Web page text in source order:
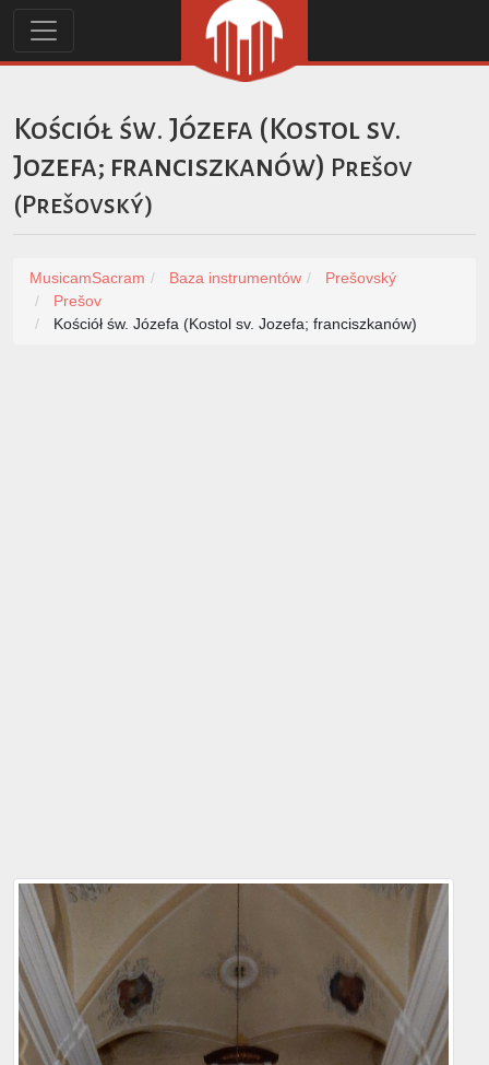
Kościół św. Józefa (Kostol sv.
Jozefa; franciszkanów) Prešov
(Prešovský)
MusicamSacram Baza instrumentów
Prešovský
Prešov
Kościół św. Józefa (Kostol sv. Jozefa; franciszkanów)